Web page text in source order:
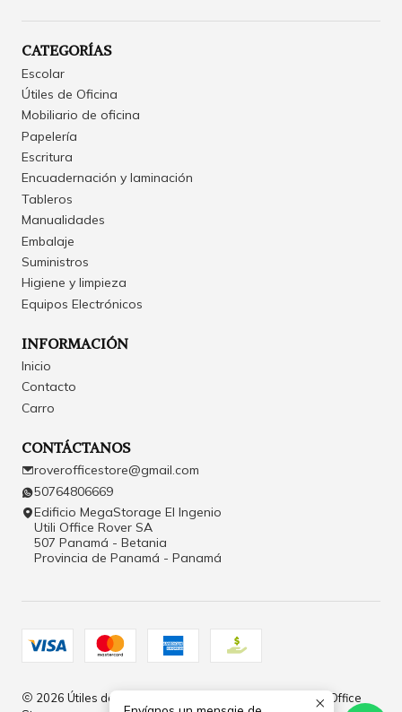
CATEGORÍAS
Escolar
Útiles de Oficina
Mobiliario de oficina
Papelería
Escritura
Encuadernación y laminación
Tableros
Manualidades
Embalaje
Suministros
Higiene y limpieza
Equipos Electrónicos
INFORMACIÓN
Inicio
Contacto
Carro
CONTÁCTANOS
roverofficestore@gmail.com
50764806669
Edificio MegaStorage El Ingenio
Utili Office Rover SA
507 Panamá - Betania
Provincia de Panamá - Panamá
2026 Útiles de Oficina y Papelería en Panamá | Rover Office